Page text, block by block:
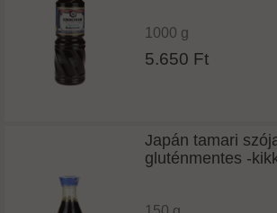
1000 g
5.650 Ft
Japán tamari
gluténmentes -